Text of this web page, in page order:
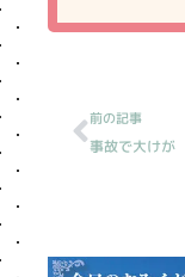
前の記事